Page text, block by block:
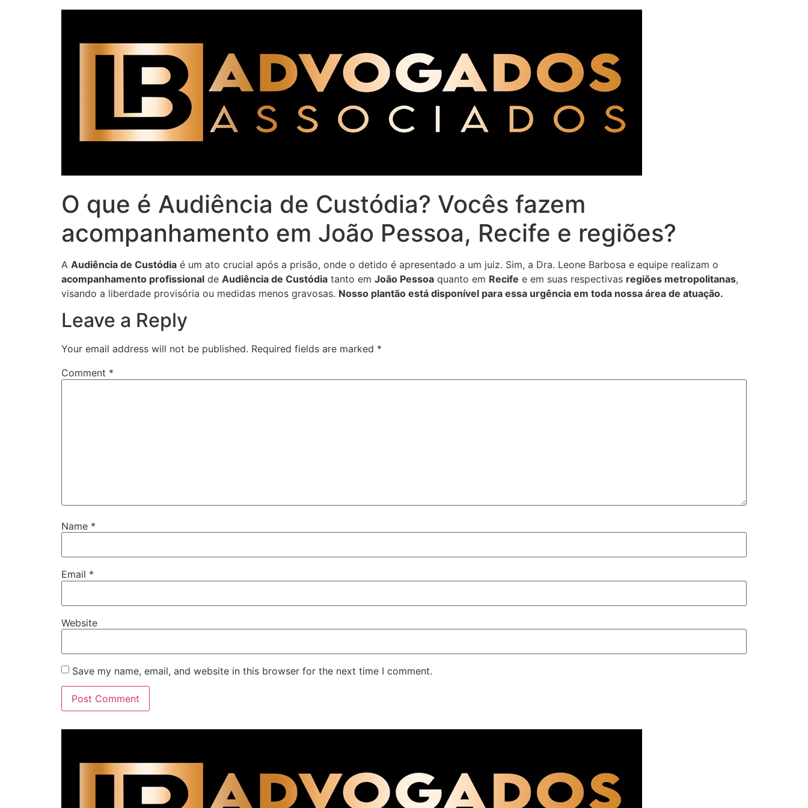
O que é Audiência de Custódia? Vocês fazem
acompanhamento em João Pessoa, Recife e regiões?
A Audiência de Custódia é um ato crucial após a prisão, onde o detido é apresentado a um juiz. Sim, a Dra. Leone Barbosa e equipe realizam o
acompanhamento profissional de Audiência de Custódia tanto em João Pessoa quanto em Recife e em suas respectivas regiões metropolitanas,
visando a liberdade provisória ou medidas menos gravosas. Nosso plantão está disponível para essa urgência em toda nossa área de atuação.
Leave a Reply
Your email address will not be published. Required fields are marked *
Comment *
Name *
Email *
Website
Save my name, email, and website in this browser for the next time I comment.